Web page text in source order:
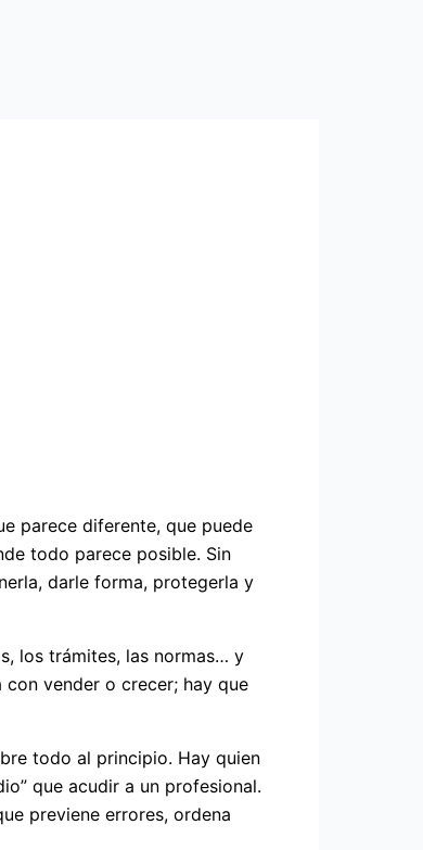
parece diferente, que puede
todo parece posible. Sin
darle forma, protegerla y
los trámites, las normas… y
vender o crecer; hay que
todo al principio. Hay quien
que acudir a un profesional.
previene errores, ordena